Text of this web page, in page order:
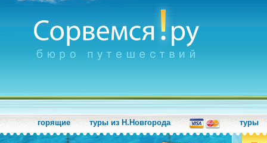
горящие туры из Н.Новгорода туры